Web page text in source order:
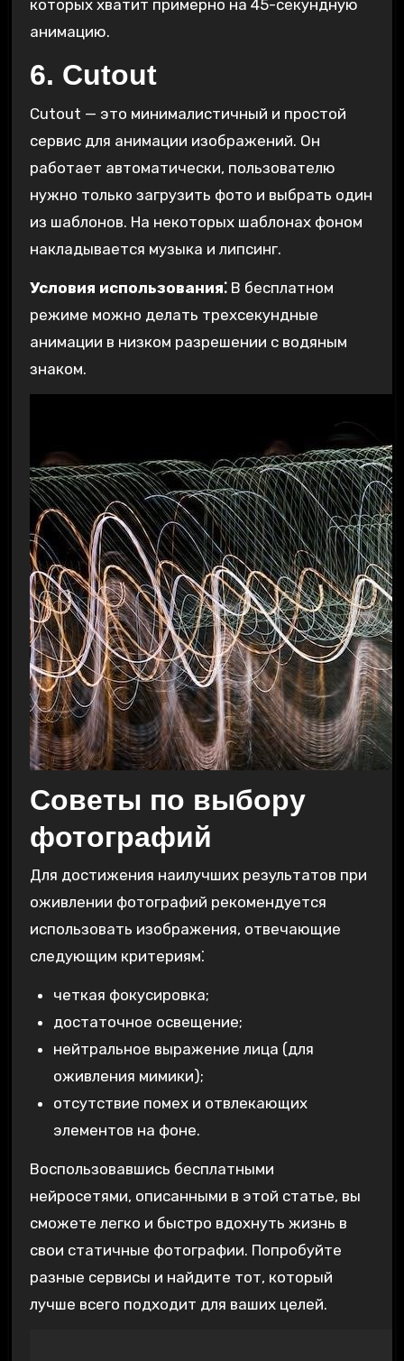
которых хватит примерно на 45-секундную
анимацию.
6. Cutout
Cutout — это минималистичный и простой
сервис для анимации изображений. Он
работает автоматически, пользователю
нужно только загрузить фото и выбрать один
из шаблонов. На некоторых шаблонах фоном
накладывается музыка и липсинг.
Условия использования⁚В бесплатном
режиме можно делать трехсекундные
анимации в низком разрешении с водяным
знаком.
Советы по выбору
фотографий
Для достижения наилучших результатов при
оживлении фотографий рекомендуется
использовать изображения, отвечающие
следующим критериям⁚
четкая фокусировка;
достаточное освещение;
нейтральное выражение лица (для
оживления мимики);
отсутствие помех и отвлекающих
элементов на фоне.
Воспользовавшись бесплатными
нейросетями, описанными в этой статье, вы
сможете легко и быстро вдохнуть жизнь в
свои статичные фотографии. Попробуйте
разные сервисы и найдите тот, который
лучше всего подходит для ваших целей.